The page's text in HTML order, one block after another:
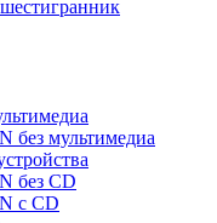
без мультимедиа
без CD
с CD